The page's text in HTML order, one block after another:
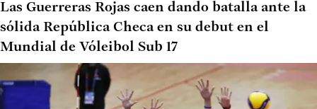
Las Guerreras Rojas caen dando batalla ante la
sólida República Checa en su debut en el
Mundial de Vóleibol Sub 17